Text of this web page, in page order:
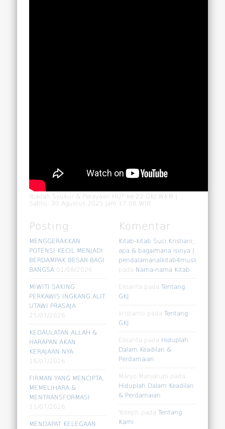
Ibadah Syukur & Perayaan HUT ke-22 GKJ WKM |
Sabtu, 30 Agustus 2025 jam 17.00 WIB
Posting
MENGGERAKKAN
POTENSI KECIL MENJADI
BERDAMPAK BESAR BAGI
BANGSA 01/08/2026
MIWITI SAKING
PERKAWIS INGKANG ALIT
UTAWI PRASAJA
25/07/2026
KEDAULATAN ALLAH &
HARAPAN AKAN
KERAJAAN-NYA
18/07/2026
FIRMAN YANG MENCIPTA,
MEMELIHARA &
MENTRANSFORMASI
11/07/2026
MENDAPAT KELEGAAN
Komentar
Kitab-kitab Suci Kristiani;
apa & bagaimana isinya |
pendalamanalkitab4muslim
pada Nama-nama Kitab
Elisanta padaTentang
GKJ
kristanto padaTentang
GKJ
Elisanta pada Hiduplah
Dalam Keadilan &
Perdamaian
Maryo Manjaruni pada
Hiduplah Dalam Keadilan
& Perdamaian
Yoseph padaTentang
Kami